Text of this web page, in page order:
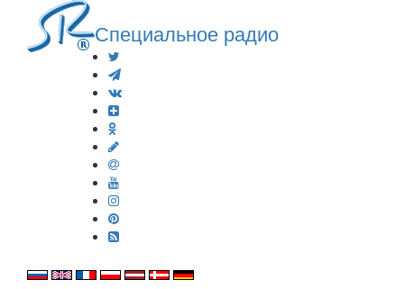
Специальное радио